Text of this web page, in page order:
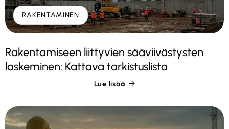
RAKENTAMINEN
Rakentamiseen liittyvien sääviivästysten
laskeminen: Kattava tarkistuslista
Lue lisää 